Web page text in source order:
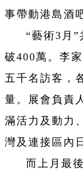
事帶動港島酒
“藝術3月
破400萬。李
五千名訪客，
量。展會負責
滿活力及動力
灣及連接區內
而上月最